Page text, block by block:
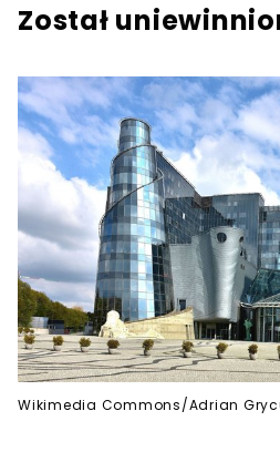
Został
Wikimedia Commons/Adrian